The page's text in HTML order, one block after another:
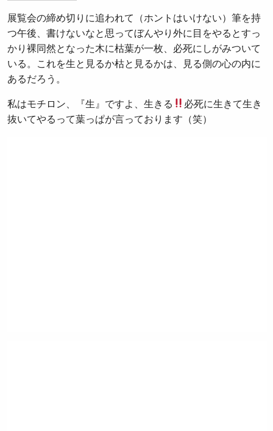
展覧会の締め切りに追われて（ホントはいけない）筆を持
つ午後、書けないなと思ってぼんやり外に目をやるとすっ
かり裸同然となった木に枯葉が一枚、必死にしがみついて
いる。これを生と見るか枯と見るかは、見る側の心の内に
あるだろう。
私はモチロン、『生』ですよ、生きる
必死に生きて生き
抜いてやるって葉っぱが言っております（笑）